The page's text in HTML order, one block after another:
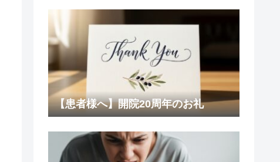
【患者様へ】開院20周年のお礼